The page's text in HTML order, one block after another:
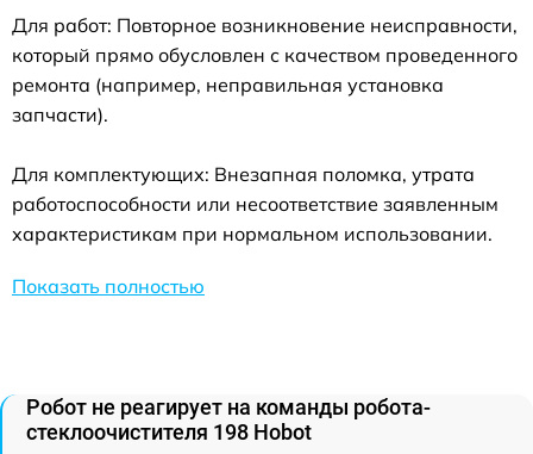
Для работ: Повторное возникновение неисправности,
который прямо обусловлен с качеством проведенного
ремонта (например, неправильная установка
запчасти).
Для комплектующих: Внезапная поломка, утрата
работоспособности или несоответствие заявленным
характеристикам при нормальном использовании.
Показать полностью
Робот не реагирует на команды робота-
стеклоочистителя 198 Hobot